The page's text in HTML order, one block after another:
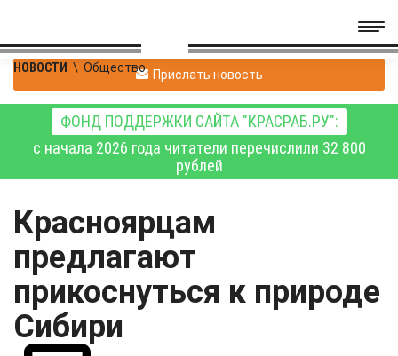
НОВОСТИ \ Общество Прислать новость
ФОНД ПОДДЕРЖКИ САЙТА "КРАСРАБ.РУ":
с начала 2026 года читатели перечислили 32 800
рублей
Красноярцам
предлагают
прикоснуться к природе
Сибири